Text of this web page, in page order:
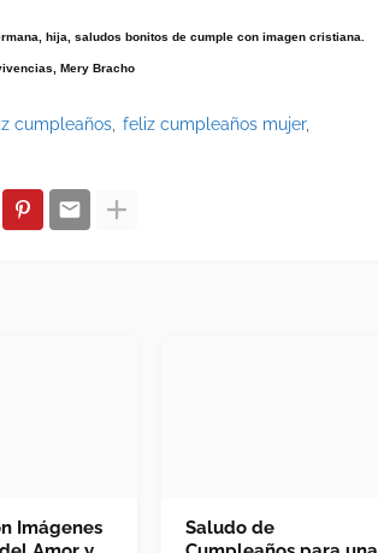
hija, saludos bonitos de cumple con imagen cristiana.
Mery Bracho
cumpleaños feliz cumpleaños mujer
Imágenes
Saludo de